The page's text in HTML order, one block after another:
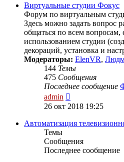
Виртуальные студии Фокус
Форум по виртуальным
Здесь можно задать вопрос
общаться по всем вопросам,
использованием студии
декораций, установка и
Модераторы: ElenVR,
144 Темы
475 Сообщения
Последнее сообщение
admin
к
сообщению
26 окт 2018 19:25
Автоматизация
Темы
Сообщения
Последнее сообщение